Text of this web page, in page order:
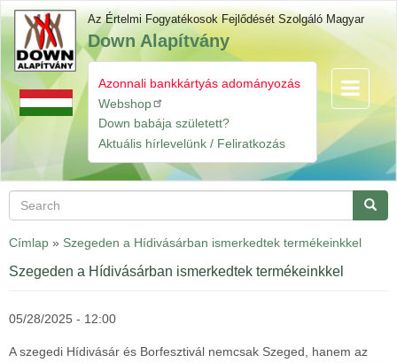
Skip
main
content
Az Értelmi Fogyatékosok Fejlődését Szolgáló Magyar
Down Alapítvány
Gyorslinkek
Azonnali bankkártyás adományozás
Webshop
Down babája született?
Aktuális hírlevelünk / Feliratkozás
Toggle
navigation
Search
Címlap » Szegeden a Hídivásárban ismerkedtek termékeinkkel
Szegeden a Hídivásárban ismerkedtek termékeinkkel
05/28/2025 - 12:00
A szegedi Hídivásár és Borfesztivál nemcsak Szeged, hanem az